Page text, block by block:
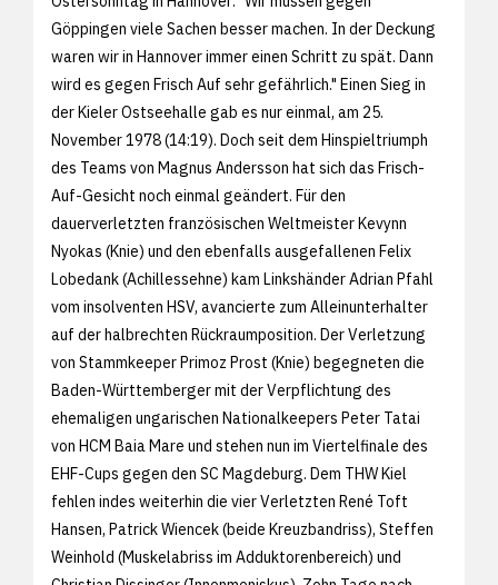
Göppingen viele Sachen besser machen. In der Deckung
waren wir in Hannover immer einen Schritt zu spät. Dann
wird es gegen Frisch Auf sehr gefährlich." Einen Sieg in
der Kieler Ostseehalle gab es nur einmal, am 25.
November 1978 (14:19). Doch seit dem Hinspieltriumph
des Teams von Magnus Andersson hat sich das Frisch-
Auf-Gesicht noch einmal geändert. Für den
dauerverletzten französischen Weltmeister Kevynn
Nyokas (Knie) und den ebenfalls ausgefallenen Felix
Lobedank (Achillessehne) kam Linkshänder Adrian Pfahl
vom insolventen HSV, avancierte zum Alleinunterhalter
auf der halbrechten Rückraumposition. Der Verletzung
von Stammkeeper Primoz Prost (Knie) begegneten die
Baden-Württemberger mit der Verpflichtung des
ehemaligen ungarischen Nationalkeepers Peter Tatai
von HCM Baia Mare und stehen nun im Viertelfinale des
EHF-Cups gegen den SC Magdeburg. Dem THW Kiel
fehlen indes weiterhin die vier Verletzten René Toft
Hansen, Patrick Wiencek (beide Kreuzbandriss), Steffen
Weinhold (Muskelabriss im Adduktorenbereich) und